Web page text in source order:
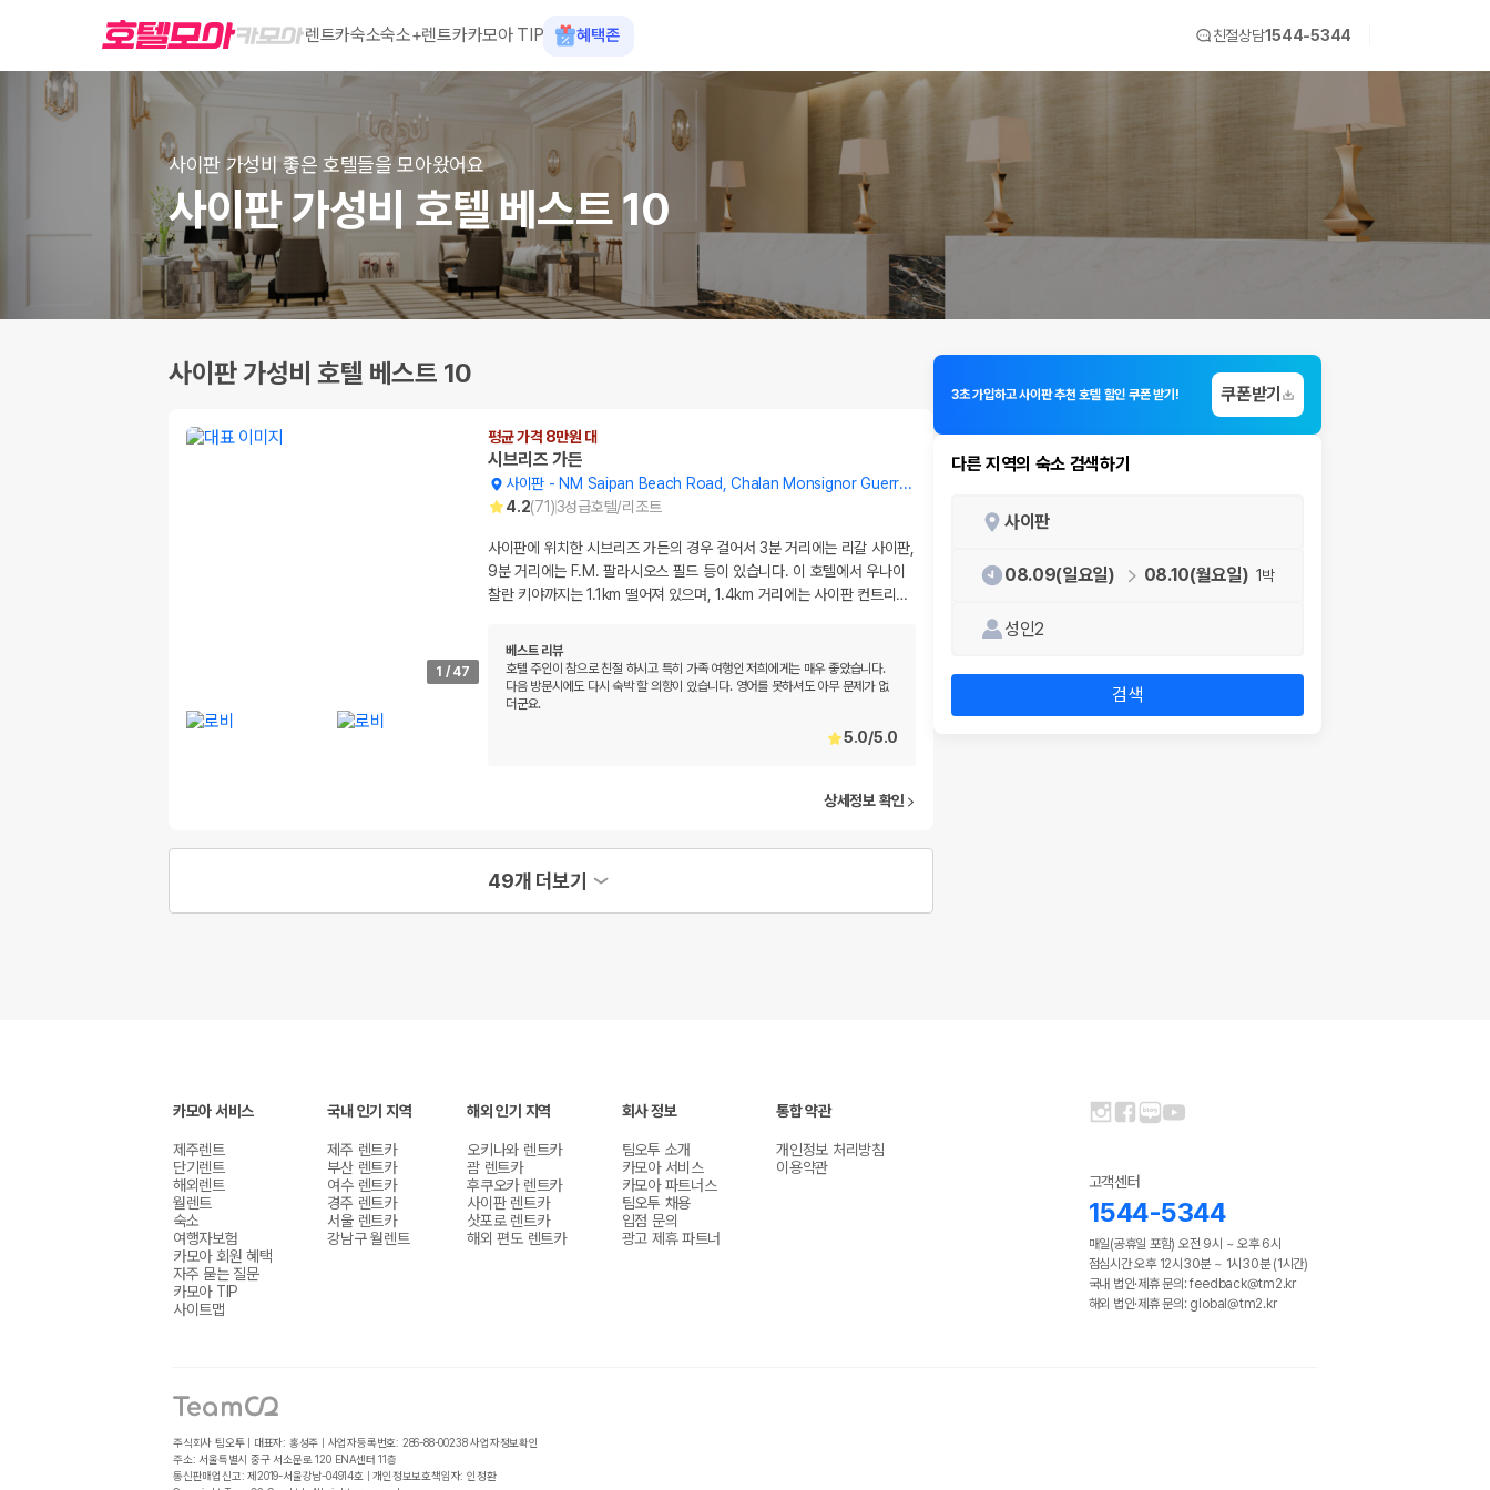
렌트카숙소숙소+렌트카카모아 TIP 혜택존 친절상담1544-5344
사이판 가성비 좋은 호텔들을 모아왔어요
사이판 가성비 호텔 베스트 10
사이판 가성비 호텔 베스트 10
1 / 47
평균 가격 8만원 대
시브리즈 가든
사이판 - NM Saipan Beach Road, Chalan Monsignor Guerreo St
4.2(71)3성급호텔/리조트
사이판에 위치한 시브리즈 가든의 경우 걸어서 3분 거리에는 리갈 사이판,
9분 거리에는 F.M. 팔라시오스 필드 등이 있습니다. 이 호텔에서 우나이
찰란 키야까지는 1.1km 떨어져 있으며, 1.4km 거리에는 사이판 컨트리 …
베스트 리뷰
호텔 주인이 참으로 친절 하시고 특히 가족 여행인 저희에게는 매우 좋았습니다.
다음 방문시에도 다시 숙박 할 의향이 있습니다. 영어를 못하셔도 아무 문제가 없
더군요.
5.0/5.0
상세정보 확인
49개 더보기
3초 가입하고 사이판 추천 호텔 할인 쿠폰 받기! 쿠폰받기
다른 지역의 숙소 검색하기
사이판
08.09(일요일) 08.10(월요일) 1박
성인2
검색
카모아 서비스
제주렌트
단기렌트
해외렌트
월렌트
숙소
여행자보험
카모아 회원 혜택
자주 묻는 질문
카모아 TIP
사이트맵
국내 인기 지역
제주 렌트카
부산 렌트카
여수 렌트카
경주 렌트카
서울 렌트카
강남구 월렌트
해외 인기 지역
오키나와 렌트카
괌 렌트카
후쿠오카 렌트카
사이판 렌트카
삿포로 렌트카
해외 편도 렌트카
회사 정보
팀오투 소개
카모아 서비스
카모아 파트너스
팀오투 채용
입점 문의
광고 제휴 파트너
통합 약관
개인정보 처리방침
이용약관
고객센터
1544-5344
매일(공휴일 포함) 오전 9시 ~ 오후 6시
점심시간 오후 12시30분 ~ 1시30분 (1시간)
국내 법인·제휴 문의: feedback@tm2.kr
해외 법인·제휴 문의: global@tm2.kr
주식회사 팀오투 | 대표자: 홍성주 | 사업자등록번호: 286-88-00238 사업자정보확인
주소: 서울특별시 중구 서소문로 120 ENA센터 11층
통신판매업신고: 제2019-서울강남-04914호 | 개인정보보호책임자: 인정환